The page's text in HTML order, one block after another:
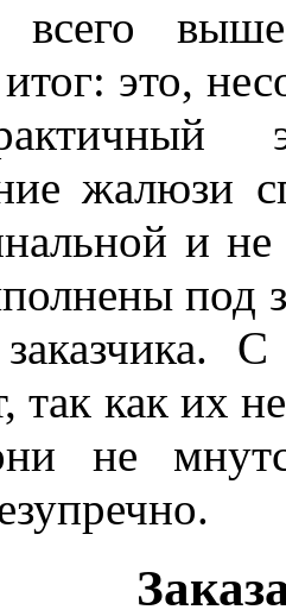
это,
жалюзи
и
под
так как их
не